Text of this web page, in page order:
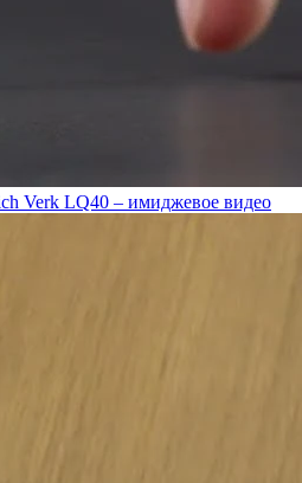
Verk LQ40 – имиджевое видео